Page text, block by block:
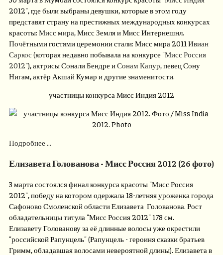
2012", где были выбраны девушки, которые в этом году
представят страну на престижных международных конкурсах
красоты: Мисс мира, Мисс Земля и Мисс Интернешнл.
Почётными гостями церемонии стали: Мисс мира 2011 Ивиан
Саркос (которая недавно побывала на конкурсе "Мисс Россия
2012"), актрисы Сонали Бендре иСонам Капур, певец Сону
Нигам, актёр Акшай Кумар и другие знаменитости.
участницы конкурса Мисс Индия 2012
Подробнее ...
Елизавета Голованова - Мисс Россия 2012 (26 фото)
3 марта состоялся финал конкурса красоты "Мисс Россия
2012", победу на котором одержала 18-летняя уроженка города
Сафоново Смоленской области Елизавета Голованова. Рост
обладательницы титула "Мисс Россия 2012" 178 см.
Елизавету Голованову за её длинные волосы уже окрестили
"российской Рапунцель" (Рапунцель - героиня сказки братьев
Гримм, обладавшая волосами невероятной длины). Елизавета в